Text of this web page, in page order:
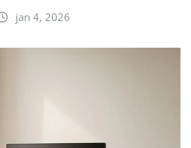
jan 4, 2026